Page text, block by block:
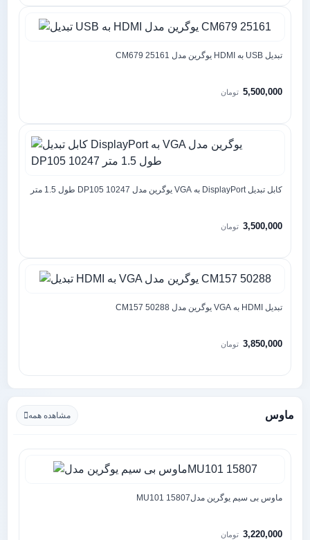
تبدیل USB به HDMI یوگرین مدل CM679 25161
5,500,000 تومان
کابل تبدیل DisplayPort به VGA یوگرین مدل DP105 10247 طول 1.5 متر
3,500,000 تومان
تبدیل HDMI به VGA یوگرین مدل CM157 50288
3,850,000 تومان
ماوس مشاهده همه
ماوس بی سیم یوگرین مدلMU101 15807
3,220,000 تومان